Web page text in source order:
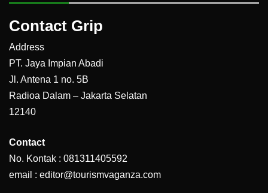
Contact Grip
Address
PT. Jaya Impian Abadi
Jl. Antena 1 no. 5B
Radioa Dalam – Jakarta Selatan
12140
Contact
No. Kontak : 081311405592
email : editor@tourismvaganza.com